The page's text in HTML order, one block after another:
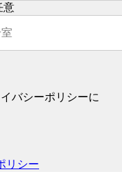
意
バシーポリシーに
リシー